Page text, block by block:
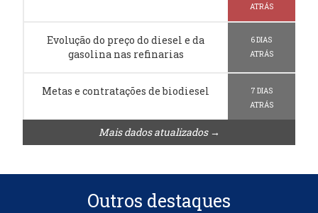
ATRÁS
Evolução do preço do diesel e da
gasolina nas refinarias
6 DIAS
ATRÁS
Metas e contratações de biodiesel
7 DIAS
ATRÁS
Mais dados atualizados →
Outros destaques